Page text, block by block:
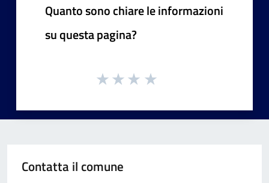
Quanto sono chiare le informazioni
su questa pagina?
Contatta il comune